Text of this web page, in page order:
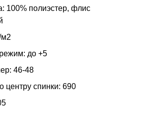
100% полиэстер, флис
м2
до +5
46-48
центру спинки: 690